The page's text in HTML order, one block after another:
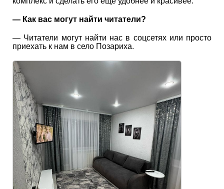
— Как вас могут найти читатели?
— Читатели могут найти нас в соцсетях или просто
приехать к нам в село Позариха.